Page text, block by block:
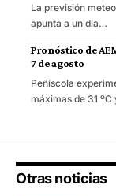
La previsión
apunta a un día…
Pronóstico de
7 de agosto
Peñíscola
máximas de 31
Otras noticias